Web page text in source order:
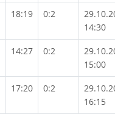
18:19 0:2
14:30
14:27 0:2
15:00
17:20 0:2
16:15